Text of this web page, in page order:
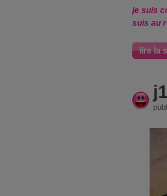
je suis
suis au
lire la